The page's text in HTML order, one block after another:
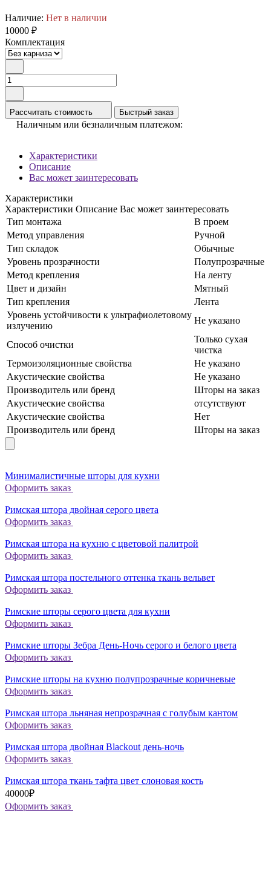
Наличие: Нет в наличии
10000 ₽
Комплектация
Рассчитать стоимость Быстрый заказ
Наличным или безналичным платежом:
Характеристики
Описание
Вас может заинтересовать
Характеристики
Характеристики Описание Вас может заинтересовать
Тип монтажа
В проем
Метод управления
Ручной
Тип складок
Обычные
Уровень прозрачности
Полупрозрачные
Метод крепления
На ленту
Цвет и дизайн
Мятный
Тип крепления
Лента
Уровень устойчивости к ультрафиолетовому
излучению
Не указано
Способ очистки
Только сухая
чистка
Термоизоляционные свойства
Не указано
Акустические свойства
Не указано
Производитель или бренд
Шторы на заказ
Акустические свойства
отсутствуют
Акустические свойства
Нет
Производитель или бренд
Шторы на заказ
Минималистичные шторы для кухни
Оформить заказ
Римская штора двойная серого цвета
Оформить заказ
Римская штора на кухню с цветовой палитрой
Оформить заказ
Римская штора постельного оттенка ткань вельвет
Оформить заказ
Римские шторы серого цвета для кухни
Оформить заказ
Римские шторы Зебра День-Ночь серого и белого цвета
Оформить заказ
Римские шторы на кухню полупрозрачные коричневые
Оформить заказ
Римская штора льняная непрозрачная с голубым кантом
Оформить заказ
Римская штора двойная Blackout день-ночь
Оформить заказ
Римская штора ткань тафта цвет слоновая кость
40000₽
Оформить заказ